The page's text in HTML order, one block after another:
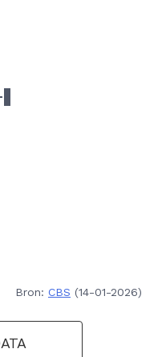
Bron: CBS (14-01-2026)